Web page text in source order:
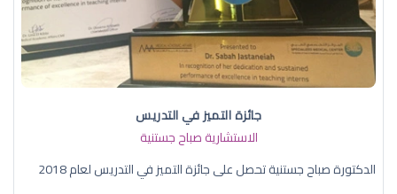
جائزة التميز في التدريس
الاستشارية صباح جستنية
الدكتورة صباح جستنية تحصل على جائزة التميز في التدريس لعام 2018